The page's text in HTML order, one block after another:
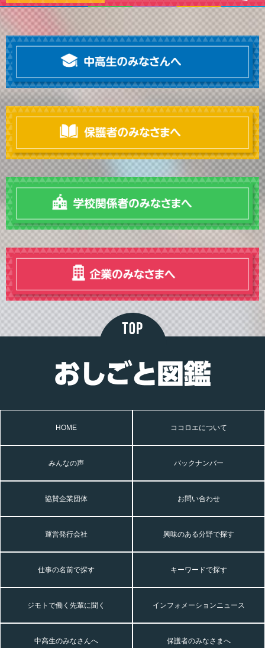
HOME ココロエについて
みんなの声 バックナンバー
協賛企業団体 お問い合わせ
運営発行会社 興味のある分野で探す
仕事の名前で探す キーワードで探す
ジモトで働く先輩に聞く インフォメーションニュース
中高生のみなさんへ 保護者のみなさまへ